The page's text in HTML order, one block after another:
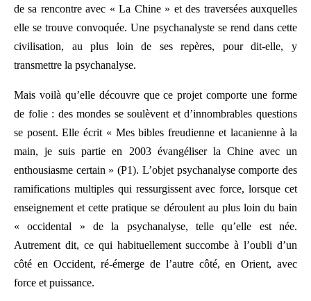
de sa rencontre avec « La Chine » et des traversées auxquelles
elle se trouve convoquée. Une psychanalyste se rend dans cette
civilisation, au plus loin de ses repères, pour dit-elle, y
transmettre la psychanalyse.
Mais voilà qu’elle découvre que ce projet comporte une forme
de folie : des mondes se soulèvent et d’innombrables questions
se posent. Elle écrit « Mes bibles freudienne et lacanienne à la
main, je suis partie en 2003 évangéliser la Chine avec un
enthousiasme certain » (P1). L’objet psychanalyse comporte des
ramifications multiples qui ressurgissent avec force, lorsque cet
enseignement et cette pratique se déroulent au plus loin du bain
« occidental » de la psychanalyse, telle qu’elle est née.
Autrement dit, ce qui habituellement succombe à l’oubli d’un
côté en Occident, ré-émerge de l’autre côté, en Orient, avec
force et puissance.